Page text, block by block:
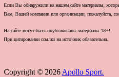
Если Вы обнаружили на нашем сайте материалы,
Вам, Вашей компании или организации, пожалуйста,
На сайте могут быть опубликованы материалы 18+!
При цитировании ссылка на источник обязательна.
Copyright © 2026 Apollo Sport.